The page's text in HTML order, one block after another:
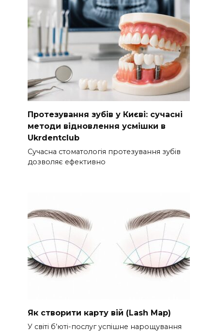
Протезування зубів у Києві: сучасні
методи відновлення усмішки в
Ukrdentclub
Сучасна стоматологія протезування зубів
дозволяє ефективно
Як створити карту вій (Lash Map)
У світі б’юті-послуг успішне нарощування